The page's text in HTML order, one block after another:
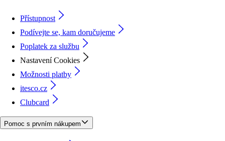
Přístupnost
Podívejte se, kam doručujeme
Poplatek za službu
Nastavení Cookies
Možnosti platby
itesco.cz
Clubcard
Pomoc s prvním nákupem